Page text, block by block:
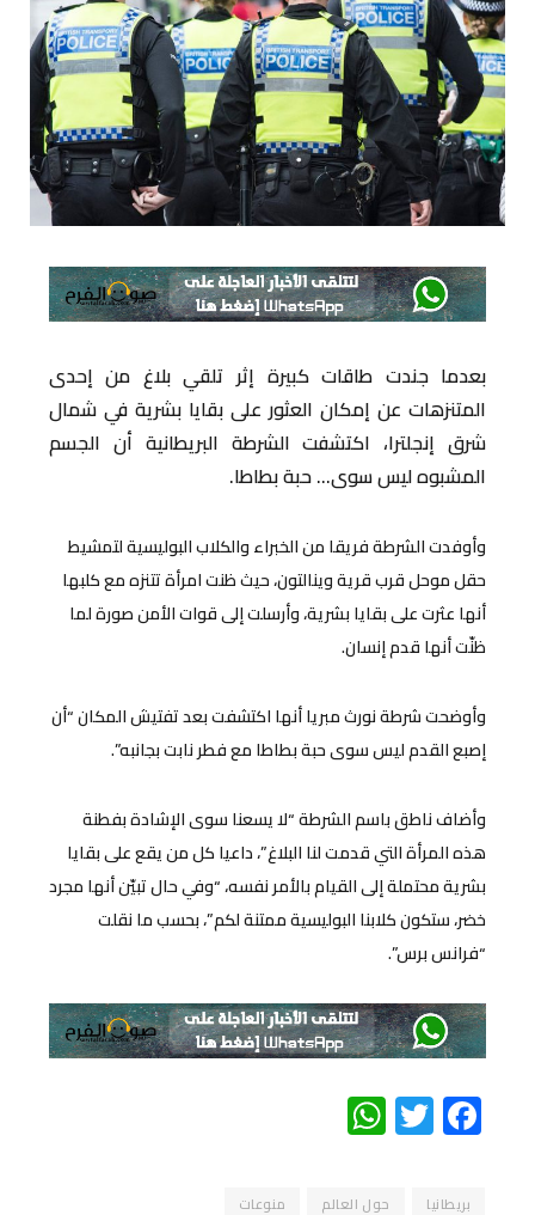
بعدما جندت طاقات كبيرة إثر تلقي بلاغ من إحدى
المتنزهات عن إمكان العثور على بقايا بشرية في شمال
شرق إنجلترا، اكتشفت الشرطة البريطانية أن الجسم
المشبوه ليس سوى… حبة بطاطا.
وأوفدت الشرطة فريقا من الخبراء والكلاب البوليسية لتمشيط
حقل موحل قرب قرية وينالتون، حيث ظنت امرأة تتنزه مع كلبها
أنها عثرت على بقايا بشرية، وأرسلت إلى قوات الأمن صورة لما
ظنّت أنها قدم إنسان.
وأوضحت شرطة نورث مبريا أنها اكتشفت بعد تفتيش المكان “أن
إصبع القدم ليس سوى حبة بطاطا مع فطر نابت بجانبه”.
وأضاف ناطق باسم الشرطة “لا يسعنا سوى الإشادة بفطنة
هذه المرأة التي قدمت لنا البلاغ”، داعيا كل من يقع على بقايا
بشرية محتملة إلى القيام بالأمر نفسه، “وفي حال تبيّن أنها مجرد
خضر، ستكون كلابنا البوليسية ممتنة لكم”، بحسب ما نقلت
“فرانس برس”.
Facebook
Twitter
WhatsApp
بريطانيا حول العالم منوعات